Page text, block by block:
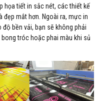
họa tiết in sắc nét, các thiết kế
đẹp mắt hơn. Ngoài ra, mực in
bền vải, bạn sẽ không phải
tróc hoặc phai màu khi sủ